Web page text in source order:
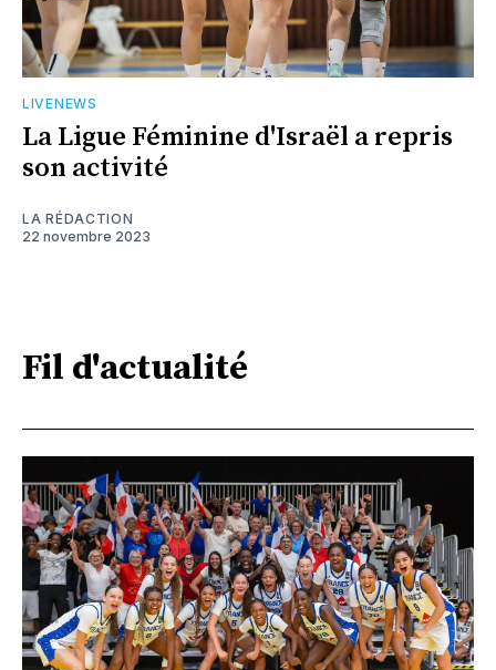
LIVENEWS
La Ligue Féminine d'Israël a repris
son activité
LA RÉDACTION
22 novembre 2023
Fil d'actualité